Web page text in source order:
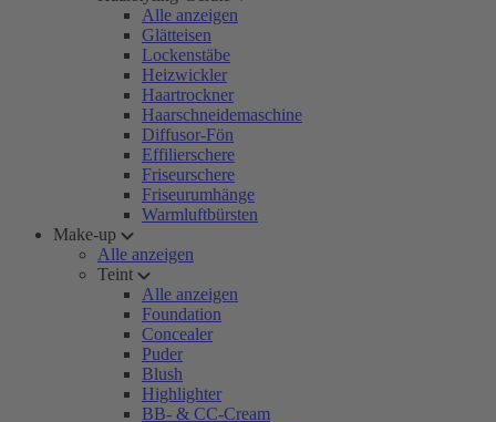
Alle anzeigen
Glätteisen
Lockenstäbe
Heizwickler
Haartrockner
Haarschneidemaschine
Diffusor-Fön
Effilierschere
Friseurschere
Friseurumhänge
Warmluftbürsten
Make-up
Alle anzeigen
Teint
Alle anzeigen
Foundation
Concealer
Puder
Blush
Highlighter
BB- & CC-Cream